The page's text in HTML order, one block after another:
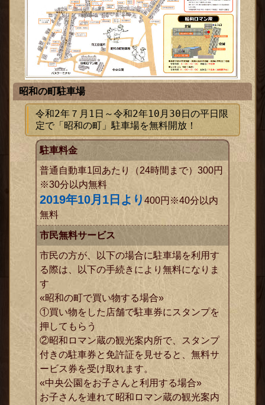
昭和の町駐車場
令和2年７月1日～令和2年10月30日の平日限
駐車料金
普通自動車1回あたり（24時間まで）300円
※30分以内無料
2019年10月1日より400円※40分以内
無料
市民無料サービス
市民の方が、以下の場合に駐車場を利用す
る際は、以下の手続きにより無料になりま
す
«昭和の町で買い物する場合»
①買い物をした店舗で駐車券にスタンプを
押してもらう
②昭和ロマン蔵の観光案内所で、スタンプ
付きの駐車券と免許証を見せると、無料サ
ービス券を受け取れます。
«中央公園をお子さんと利用する場合»
お子さんを連れて昭和ロマン蔵の観光案内